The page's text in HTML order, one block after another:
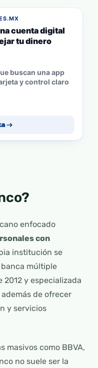
cuenta digital
tu dinero
buscan una app
y control claro
enfocado
con
institución se
múltiple
y especializada
de ofrecer
y servicios
masivos como BBVA,
no suele ser la